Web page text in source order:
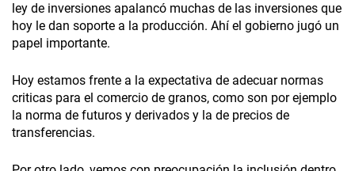
ley de inversiones apalancó muchas de las inversiones que
hoy le dan soporte a la producción. Ahí el gobierno jugó un
papel importante.
Hoy estamos frente a la expectativa de adecuar normas
criticas para el comercio de granos, como son por ejemplo
la norma de futuros y derivados y la de precios de
transferencias.